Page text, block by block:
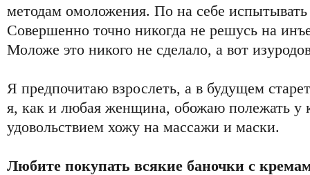
методам омоложения. По на себе
Совершенно точно никогда не решусь на
Моложе это никого не сделало, а вот
Я предпочитаю взрослеть, а в будущем
я, как и любая женщина, обожаю полежать у
удовольствием хожу на массажи и маски.
Любите покупать всякие баночки с